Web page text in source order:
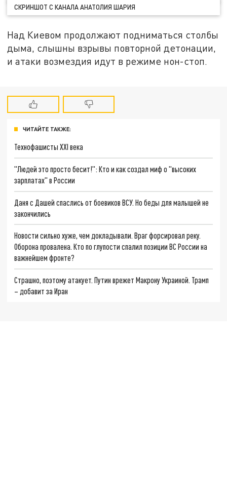
СКРИНШОТ С КАНАЛА АНАТОЛИЯ ШАРИЯ
Над Киевом продолжают подниматься столбы
дыма, слышны взрывы повторной детонации,
и атаки возмездия идут в режиме нон-стоп.
ЧИТАЙТЕ ТАКЖЕ:
Технофашисты XXI века
"Людей это просто бесит!": Кто и как создал миф о "высоких
зарплатах" в России
Даня с Дашей спаслись от боевиков ВСУ. Но беды для малышей не
закончились
Новости сильно хуже, чем докладывали. Враг форсировал реку.
Оборона провалена. Кто по глупости спалил позиции ВС России на
важнейшем фронте?
Страшно, поэтому атакует. Путин врежет Макрону Украиной. Трамп
– добавит за Иран